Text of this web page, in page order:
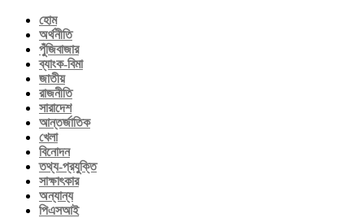
হোম
অর্থনীতি
পুঁজিবাজার
ব্যাংক-বিমা
জাতীয়
রাজনীতি
সারাদেশ
আন্তর্জাতিক
খেলা
বিনোদন
তথ্য-প্রযুক্তি
সাক্ষাৎকার
অন্যান্য
পিএসআই